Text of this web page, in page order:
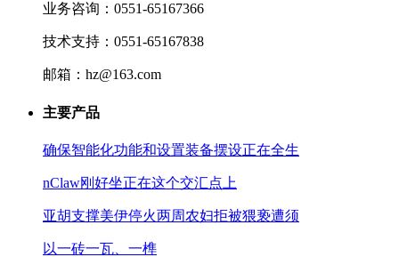
业务咨询：0551-65167366
技术支持：0551-65167838
邮箱：hz@163.com
主要产品
确保智能化功能和设置装备摆设正在全生
nClaw刚好坐正在这个交汇点上
亚胡支撑美伊停火两周农妇拒被猥亵遭须
以一砖一瓦、一榫